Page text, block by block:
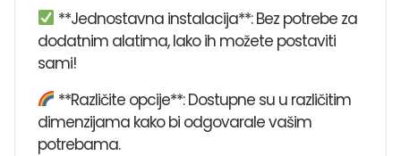
**Jednostavna instalacija**: Bez potrebe za
dodatnim alatima, lako ih možete postaviti
sami!
**Različite opcije**: Dostupne su u različitim
dimenzijama kako bi odgovarale vašim
potrebama.